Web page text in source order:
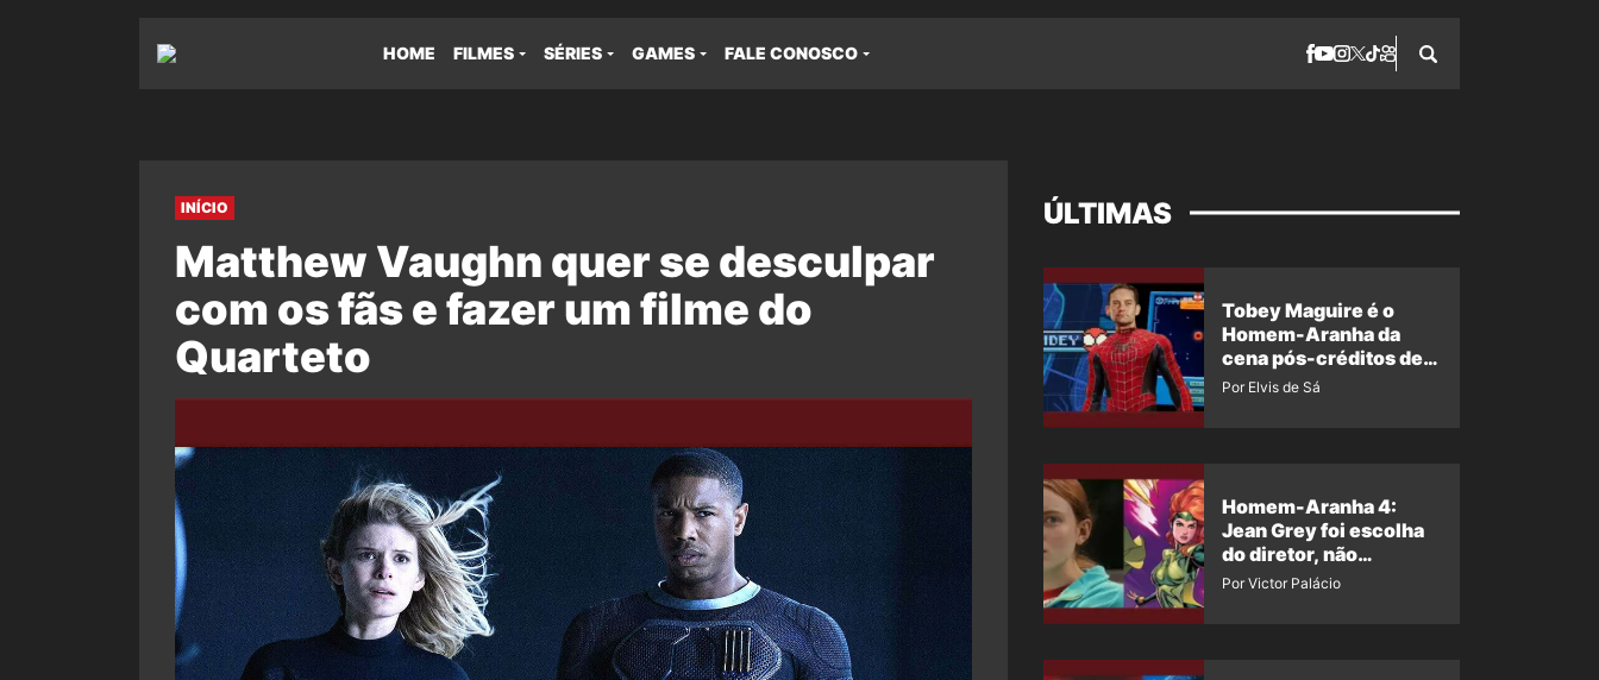
HOME FILMES SÉRIES GAMES FALE CONOSCO
INÍCIO
Matthew Vaughn quer se desculpar
com os fãs e fazer um filme do
Quarteto
ÚLTIMAS
Tobey Maguire é o
Homem-Aranha da
cena pós-créditos de
Um Novo Dia?
Por Elvis de Sá
Homem-Aranha 4:
Jean Grey foi escolha
do diretor, não
imposição da Marvel
Por Victor Palácio